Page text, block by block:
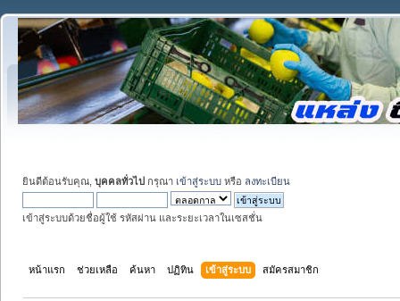
ยินดีต้อนรับคุณ, บุคคลทั่วไป กรุณา เข้าสู่ระบบ หรือ ลงทะเบียน
เข้าสู่ระบบด้วยชื่อผู้ใช้ รหัสผ่าน และระยะเวลาในเซสชั่น
หน้าแรก ช่วยเหลือ ค้นหา ปฏิทิน เข้าสู่ระบบ สมัครสมาชิก